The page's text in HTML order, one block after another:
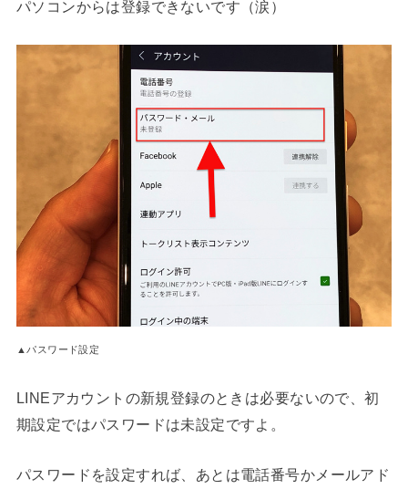
パソコンからは登録できないです（涙）
▲パスワード設定
LINEアカウントの新規登録のときは必要ないので、初
期設定ではパスワードは未設定ですよ。
パスワードを設定すれば、あとは電話番号かメールアド